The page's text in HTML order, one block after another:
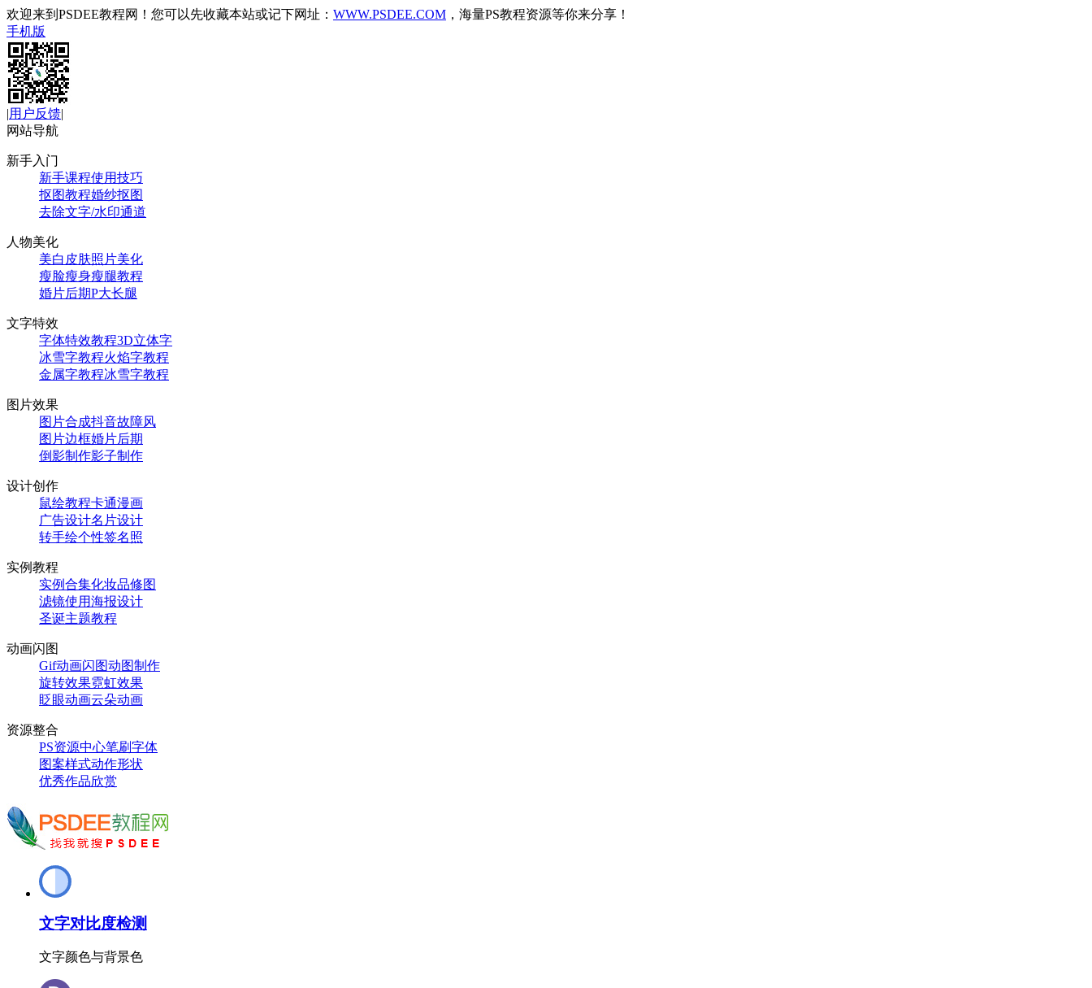
欢迎来到PSDEE教程网！您可以先收藏本站或记下网址： WWW.PSDEE.COM ，海量PS教程资源等你来分享！
手机版
|用户反馈|
网站导航
新手入门
新手课程使用技巧
抠图教程婚纱抠图
去除文字/水印通道
人物美化
美白皮肤照片美化
瘦脸瘦身瘦腿教程
婚片后期P大长腿
文字特效
字体特效教程3D立体字
冰雪字教程火焰字教程
金属字教程冰雪字教程
图片效果
图片合成抖音故障风
图片边框婚片后期
倒影制作影子制作
设计创作
鼠绘教程卡通漫画
广告设计名片设计
转手绘个性签名照
实例教程
实例合集化妆品修图
滤镜使用海报设计
圣诞主题教程
动画闪图
Gif动画闪图动图制作
旋转效果霓虹效果
眨眼动画云朵动画
资源整合
PS资源中心笔刷字体
图案样式动作形状
优秀作品欣赏
文字对比度检测
文字颜色与背景色